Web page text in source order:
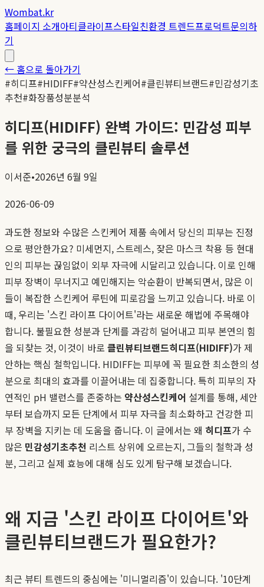
Wombat.kr
홈페이지 소개아티클라이프스타일친환경 트렌드프로덕트문의하
기
← 홈으로 돌아가기
#히디프#HIDIFF#약산성스킨케어#클린뷰티브랜드#민감성기초
추천#화장품성분분석
히디프(HIDIFF) 완벽 가이드: 민감성 피부
를 위한 궁극의 클린뷰티 솔루션
이서준•2026년 6월 9일
2026-06-09
과도한 정보와 수많은 스킨케어 제품 속에서 당신의 피부는 진정
으로 평안한가요? 미세먼지, 스트레스, 잦은 마스크 착용 등 현대
인의 피부는 끊임없이 외부 자극에 시달리고 있습니다. 이로 인해
피부 장벽이 무너지고 예민해지는 악순환이 반복되면서, 많은 이
들이 복잡한 스킨케어 루틴에 피로감을 느끼고 있습니다. 바로 이
때, 우리는 '스킨 라이프 다이어트'라는 새로운 해법에 주목해야
합니다. 불필요한 성분과 단계를 과감히 덜어내고 피부 본연의 힘
을 되찾는 것, 이것이 바로 클린뷰티브랜드히디프(HIDIFF)가 제
안하는 핵심 철학입니다. HIDIFF는 피부에 꼭 필요한 최소한의 성
분으로 최대의 효과를 이끌어내는 데 집중합니다. 특히 피부의 자
연적인 pH 밸런스를 존중하는 약산성스킨케어 설계를 통해, 세안
부터 보습까지 모든 단계에서 피부 자극을 최소화하고 건강한 피
부 장벽을 지키는 데 도움을 줍니다. 이 글에서는 왜 히디프가 수
많은 민감성기초추천 리스트 상위에 오르는지, 그들의 철학과 성
분, 그리고 실제 효능에 대해 심도 있게 탐구해 보겠습니다.
왜 지금 '스킨 라이프 다이어트'와
클린뷰티브랜드가 필요한가?
최근 뷰티 트렌드의 중심에는 '미니멀리즘'이 있습니다. '10단계